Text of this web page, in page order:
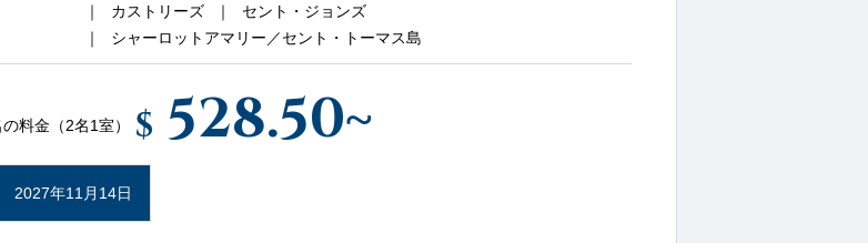
カストリーズ
セント・ジョンズ
シャーロットアマリー／セント・トーマス島
料金（2名1室） $ 528.50~
2027年11月14日